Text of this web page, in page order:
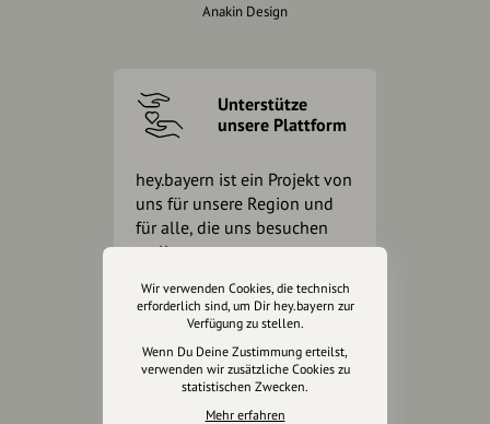
Anakin Design
Unterstütze
unsere Plattform
hey.bayern ist ein Projekt von
uns für unsere Region und
für alle, die uns besuchen
wollen.
Inhalte vorschlagen
Jetzt unterstützen
Wir verwenden Cookies, die technisch
erforderlich sind, um Dir hey.bayern zur
Verfügung zu stellen.
Wenn Du Deine Zustimmung erteilst,
verwenden wir zusätzliche Cookies zu
statistischen Zwecken.
Mehr erfahren